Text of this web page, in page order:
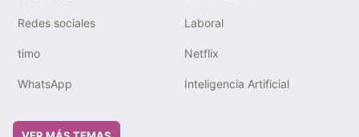
Redes sociales Laboral
timo Netflix
WhatsApp Inteligencia Artificial